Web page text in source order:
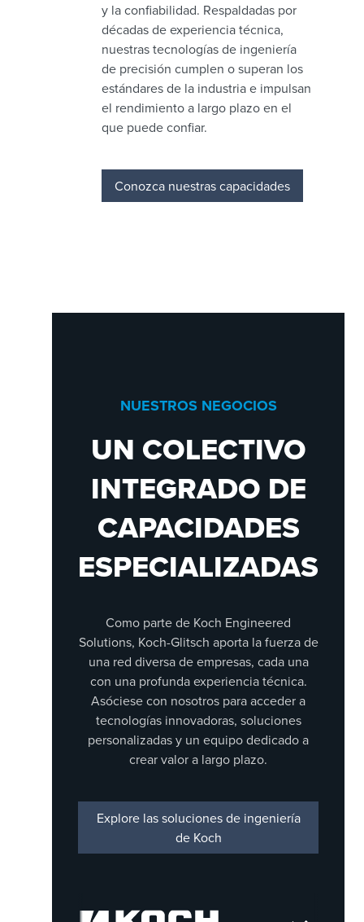
y la confiabilidad. Respaldadas por
décadas de experiencia técnica,
nuestras tecnologías de ingeniería
de precisión cumplen o superan los
estándares de la industria e impulsan
el rendimiento a largo plazo en el
que puede confiar.
Conozca nuestras capacidades
NUESTROS NEGOCIOS
UN COLECTIVO
INTEGRADO DE
CAPACIDADES
ESPECIALIZADAS
Como parte de Koch Engineered
Solutions, Koch-Glitsch aporta la fuerza de
una red diversa de empresas, cada una
con una profunda experiencia técnica.
Asóciese con nosotros para acceder a
tecnologías innovadoras, soluciones
personalizadas y un equipo dedicado a
crear valor a largo plazo.
Explore las soluciones de ingeniería
de Koch